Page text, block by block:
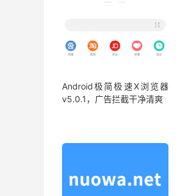
Android极简极速X浏览器
v5.0.1，广告拦截干净清爽